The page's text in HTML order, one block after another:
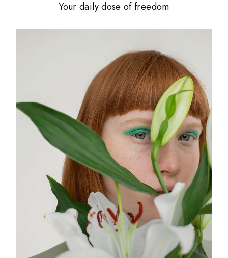
Your daily dose of freedom